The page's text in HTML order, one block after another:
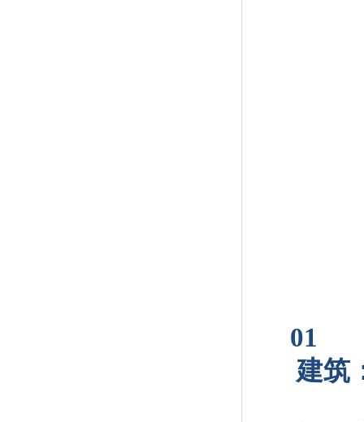
01
建筑